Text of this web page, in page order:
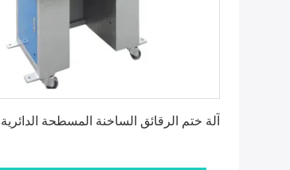
آلة ختم الرقائق الساخنة المسطحة الدائرية